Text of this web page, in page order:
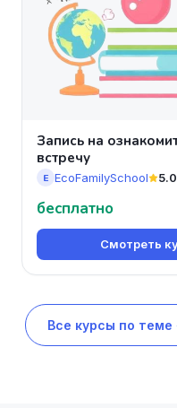
Запись на
встречу
E EcoFamilySchool 5.0
бесплатно
Смотреть
Все курсы по